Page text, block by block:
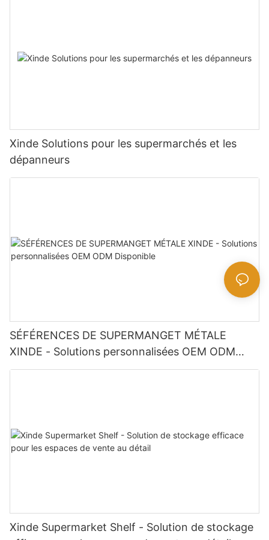
Xinde Solutions pour les supermarchés et les
dépanneurs
SÉFÉRENCES DE SUPERMANGET MÉTALE
XINDE - Solutions personnalisées OEM ODM
Disponible
Xinde Supermarket Shelf - Solution de stockage